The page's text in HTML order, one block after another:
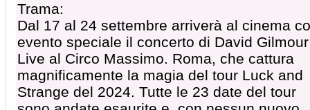
Trama:
Dal 17 al 24 settembre arriverà al cinema
evento speciale il concerto di David Gilmour
Live al Circo Massimo. Roma, che cattura
magnificamente la magia del tour Luck and
Strange del 2024. Tutte le 23 date del tour